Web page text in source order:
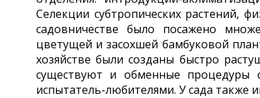
Селекции субтропических растений,
садовничестве было посажено
цветущей и засохшей бамбуковой
хозяйстве были созданы быстро
существуют и обменные процедуры
испытатель-любителями. У сада также